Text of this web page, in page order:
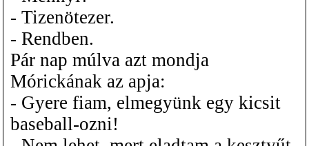
- Tizenötezer.
- Rendben.
Pár nap múlva azt mondja
Mórickának az apja:
- Gyere fiam, elmegyünk egy kicsit
baseball-ozni!